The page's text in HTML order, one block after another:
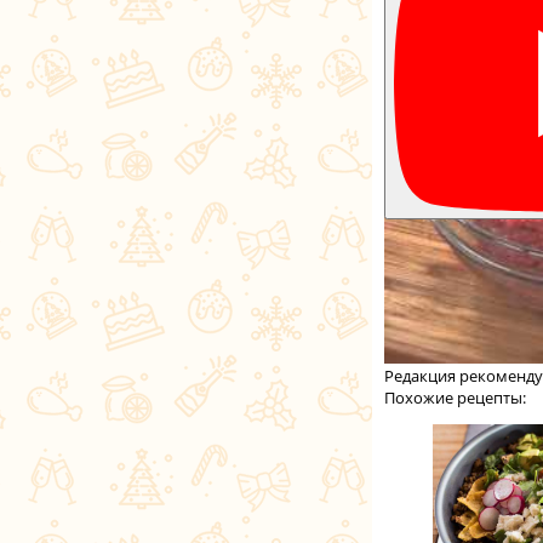
Редакция
Похожие рецепты: